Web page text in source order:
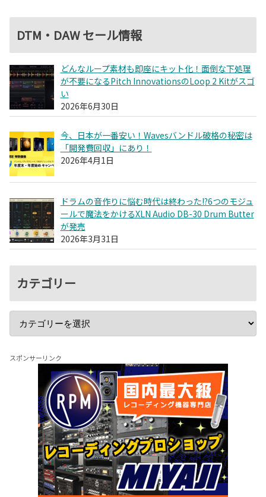
DTM・DAW セール情報
どんなループ素材も即座にキット化！面倒な下処理
が不要になるPitch InnovationsのLoop 2 Kitがスゴ
い
2026年6月30日
今、日本が一番安い！Wavesバンドル破格の秘密は
「開発費回収」にあり！
2026年4月1日
ドラムの音作りに悩む時代は終わった!?6つのモジュ
ールで魔法をかけるXLN Audio DB-30 Drum Butter
が発売
2026年3月31日
カテゴリー
スポンサーリンク